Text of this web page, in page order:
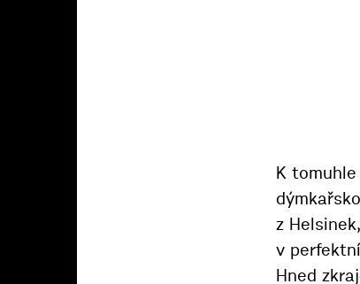
K
z
v
Hned